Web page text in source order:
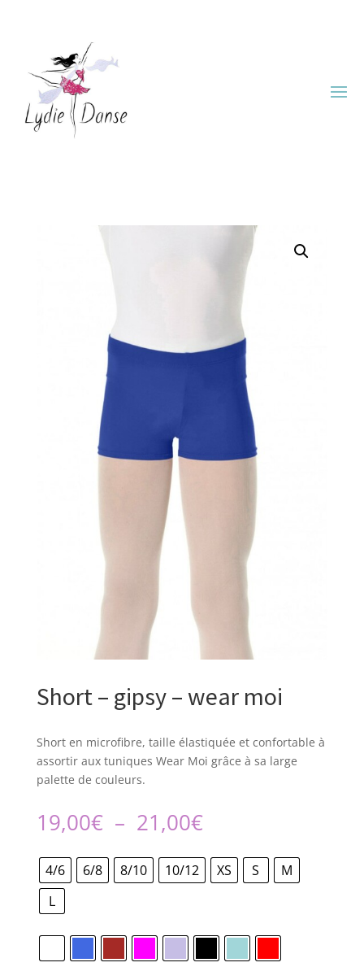
Short – gipsy – wear moi
Short en microfibre, taille élastiquée et confortable à
assortir aux tuniques Wear Moi grâce à sa large
palette de couleurs.
19,00€ – 21,00€Plage
de
prix :
19,00€
4/6 6/8 8/10 10/12 XS S
M
L